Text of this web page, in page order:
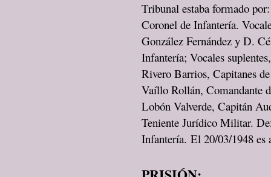
Tribunal estaba formado
Coronel de Infantería.
González Fernández y D.
Infantería; Vocales
Rivero Barrios, Capitanes
Vaíllo Rollán, Comandante
Lobón Valverde, Capitán
Teniente Jurídico Militar.
Infantería. El 20/03/1948